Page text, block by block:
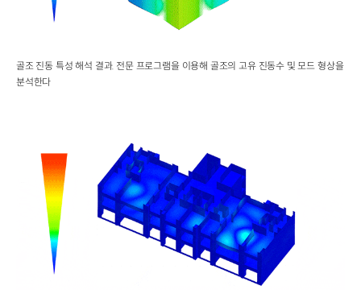
골조 진동 특성 해석 결과. 전문 프로그램을 이용해 골조의 고유 진동수 및 모드 형상을
분석한다